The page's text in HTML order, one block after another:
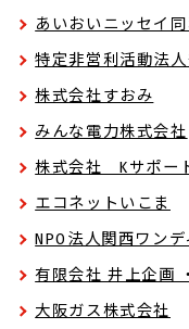
あいおいニッセイ
特定非営利活動法
株式会社すおみ
みんな電力株式会社
株式会社 Kサポー
エコネットいこま
NPO法人関西ワン
有限会社 井上企画
大阪ガス株式会社